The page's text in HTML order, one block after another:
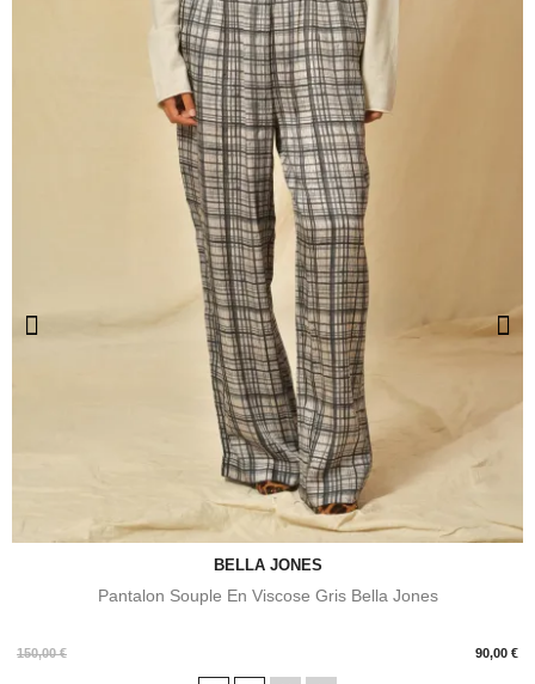
BELLA JONES
Pantalon Souple En Viscose Gris Bella Jones
150,00 € 90,00 €
Prix